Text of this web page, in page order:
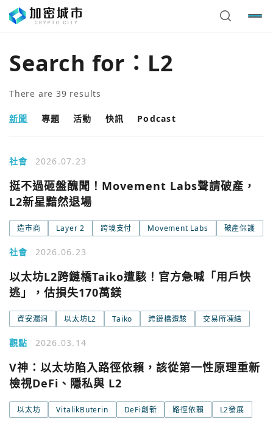
Search for： L2
There are 39 results
新聞 專題 活動 快訊 Podcast
社會 2026.07.23
挺不過砸盤醜聞！Movement Labs聲請破產，
L2新星黯然退場
造市商 Layer 2 跨境支付 Movement Labs 破產保護
社會 2026.06.23
以太坊L2跨鏈橋Taiko遭駭！官方急喊「用戶快
逃」，估損失170萬鎂
資安漏洞 以太坊L2 Taiko 跨鏈橋遭駭 交易所凍結
觀點 2026.03.14
V神：以太坊陷入路徑依賴，該從第一性原理重新
檢視DeFi、隱私與 L2
以太坊 VitalikButerin DeFi創新 路徑依賴 L2發展